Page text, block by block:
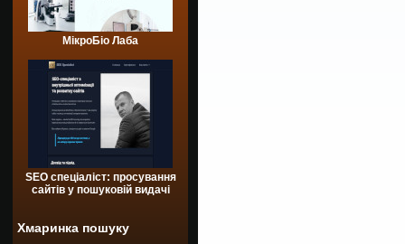
МікроБіо Лаба
SEO спеціаліст: просування
сайтів у пошуковій видачі
Хмаринка пошуку